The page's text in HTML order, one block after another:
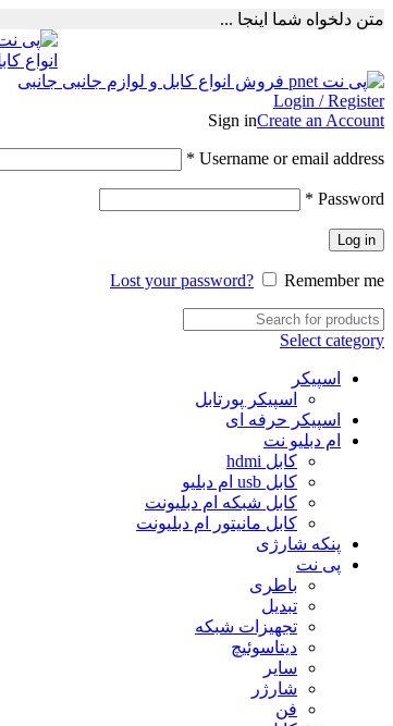
متن دلخواه شما اینجا ...
Login / Register
Sign inCreate an Account
Username or email address
*
Password
*
Log in
Lost your password? Remember me
Select category
اسپیکر
اسپیکر پورتابل
اسپیکر حرفه ای
ام دبلیو نت
کابل hdmi
کابل usb ام دبلیو
کابل شبکه ام دبلیونت
کابل مانیتور ام دبلیونت
پنکه شارژی
پی نت
باطری
تبدیل
تجهیزات شبکه
دیتاسوئیچ
سایر
شارژر
فن